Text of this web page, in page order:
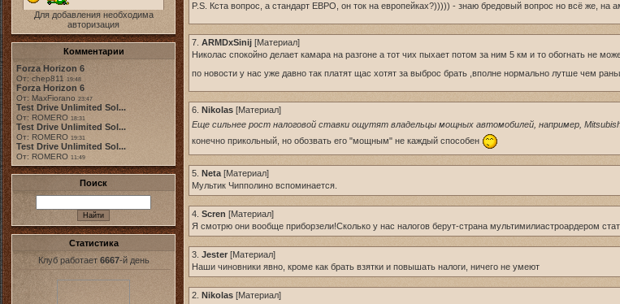
Для добавления необходима
авторизация
Комментарии
Forza Horizon 6
От: chep811 19:48
Forza Horizon 6
От: MaxFiorano 23:47
Test Drive Unlimited Sol...
От: ROMERO 18:31
Test Drive Unlimited Sol...
От: ROMERO 19:31
Test Drive Unlimited Sol...
От: ROMERO 11:49
Поиск
Статистика
Клуб работает 6667-й день
P.S. Кста вопрос, а стандарт ЕВРО, он ток на европейках?))))) - знаю бредовый вопрос но всё же, на
7. ARMDxSinij [Материал]
Николас спокойно делает камара на разгоне а тот чих пыхает потом за ним 5 км и то обогнать не
по новости у нас уже давно так платят щас хотят за выброс брать ,вполне нормально лутше чем
6. Nikolas [Материал]
Еще сильнее рост налоговой ставки ощутят владельцы мощных автомобилей, например,
конечно прикольный, но обозвать его "мощным" не каждый способен
5. Neta [Материал]
Мультик Чипполино вспоминается.
4. Scren [Материал]
Я смотрю они вообще приборзели!Сколько у нас налогов берут-страна мультимилиастроардером
3. Jester [Материал]
Наши чиновники явно, кроме как брать взятки и повышать налоги, ничего не умеют
2. Nikolas [Материал]